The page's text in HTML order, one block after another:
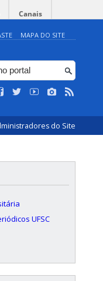
Canais
MAPA DO SITE
do Site
UFSC